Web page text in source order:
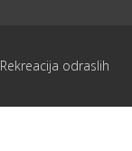
Rekreacija odraslih